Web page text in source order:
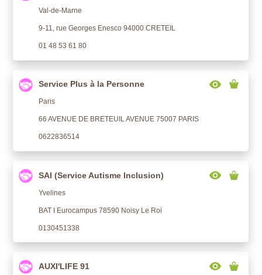
Val-de-Marne
9-11, rue Georges Enesco 94000 CRETEIL
01 48 53 61 80
Service Plus à la Personne
Paris
66 AVENUE DE BRETEUIL AVENUE 75007 PARIS
0622836514
SAI (Service Autisme Inclusion)
Yvelines
BAT I Eurocampus 78590 Noisy Le Roi
0130451338
AUXI'LIFE 91